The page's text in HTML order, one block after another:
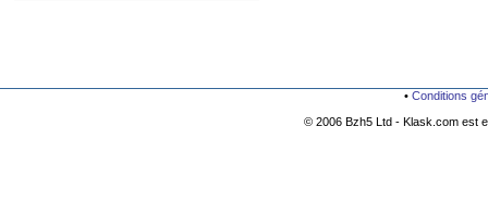
• Conditions
© 2006 Bzh5 Ltd - Klask.com est